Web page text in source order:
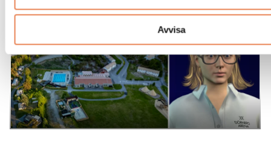
Avvisa
AI-medarbetaren Katja tillträdde i tjänst i april.